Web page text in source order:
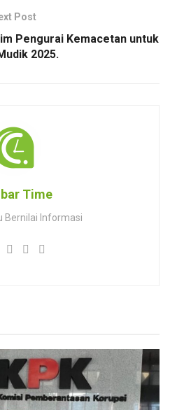
Post
Pengurai Kemacetan untuk
2025.
Time
Bernilai Informasi